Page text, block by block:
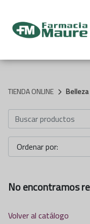
TIENDA ONLINE Belleza
No encontramos
Volver al catálogo